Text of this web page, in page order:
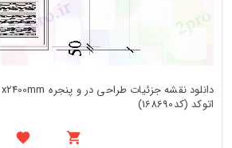
اتوکد (کد168690)